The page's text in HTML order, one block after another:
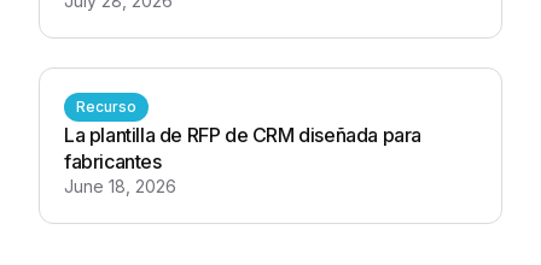
Recurso
La plantilla de RFP de CRM diseñada para
fabricantes
June 18, 2026